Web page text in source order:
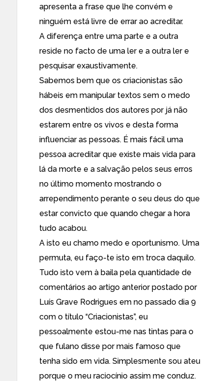
apresenta a frase que lhe convém e
ninguém está livre de errar ao acreditar.
A diferença entre uma parte e a outra
reside no facto de uma ler e a outra ler e
pesquisar exaustivamente.
Sabemos bem que os criacionistas são
hábeis em manipular textos sem o medo
dos desmentidos dos autores por já não
estarem entre os vivos e desta forma
influenciar as pessoas. É mais fácil uma
pessoa acreditar que existe mais vida para
lá da morte e a salvação pelos seus erros
no último momento mostrando o
arrependimento perante o seu deus do que
estar convicto que quando chegar a hora
tudo acabou.
A isto eu chamo medo e oportunismo. Uma
permuta, eu faço-te isto em troca daquilo.
Tudo isto vem à baila pela quantidade de
comentários ao artigo anterior postado por
Luís Grave Rodrigues em no passado dia 9
com o título “Criacionistas”, eu
pessoalmente estou-me nas tintas para o
que fulano disse por mais famoso que
tenha sido em vida. Simplesmente sou ateu
porque o meu raciocínio assim me conduz.